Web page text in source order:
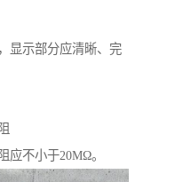
显示部分应清晰、完
应不小于20MΩ。